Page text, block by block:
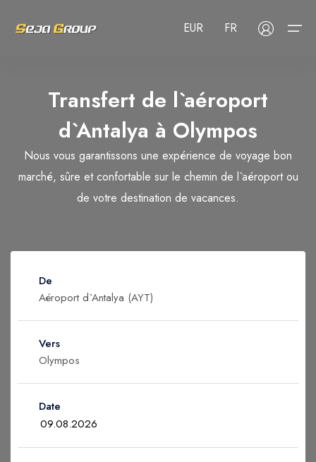
À propos de nous
Prestations de service
Prestations de service
Transfert de l`aéroport
Location de voiture
Blog
EUR FR
Transfert de l`aéroport
d`Antalya à Olympos
Nous vous garantissons une expérience de voyage bon
marché, sûre et confortable sur le chemin de l`aéroport ou
de votre destination de vacances.
De
Vers
Date
Adulte
2 à 12 ans
Choisissez votre langue
English Русский
Türkçe
Deutsch
Nederlands
Sélectionnez votre devise
USD- $ EUR - € TRY- ₺